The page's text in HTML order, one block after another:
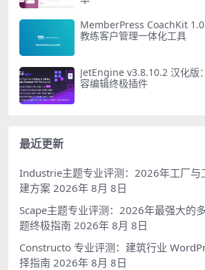
MemberPress CoachKit
教练客户管理一体化工具
JetEngine v3.8.10.2 汉化版
容编辑终极插件
最近更新
Industrie主题专业评测：2026年工厂与
建方案 2026年 8月 8日
Scape主题专业评测：2026年最强大的
题终极指南 2026年 8月 8日
Constructo 专业评测：建筑行业
择指南 2026年 8月 8日